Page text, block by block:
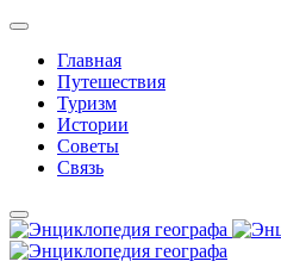
Главная
Путешествия
Туризм
Истории
Советы
Связь